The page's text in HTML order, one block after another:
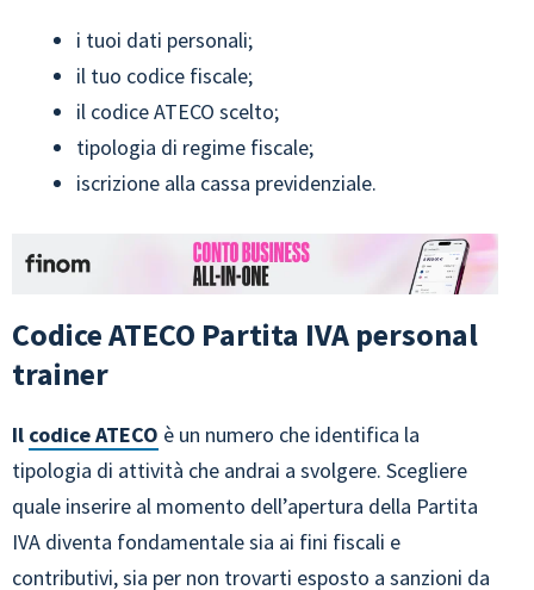
i tuoi dati personali;
il tuo codice fiscale;
il codice ATECO scelto;
tipologia di regime fiscale;
iscrizione alla cassa previdenziale.
Codice ATECO Partita IVA personal
trainer
Il codice ATECO è un numero che identifica la
tipologia di attività che andrai a svolgere. Scegliere
quale inserire al momento dell’apertura della Partita
IVA diventa fondamentale sia ai fini fiscali e
contributivi, sia per non trovarti esposto a sanzioni da